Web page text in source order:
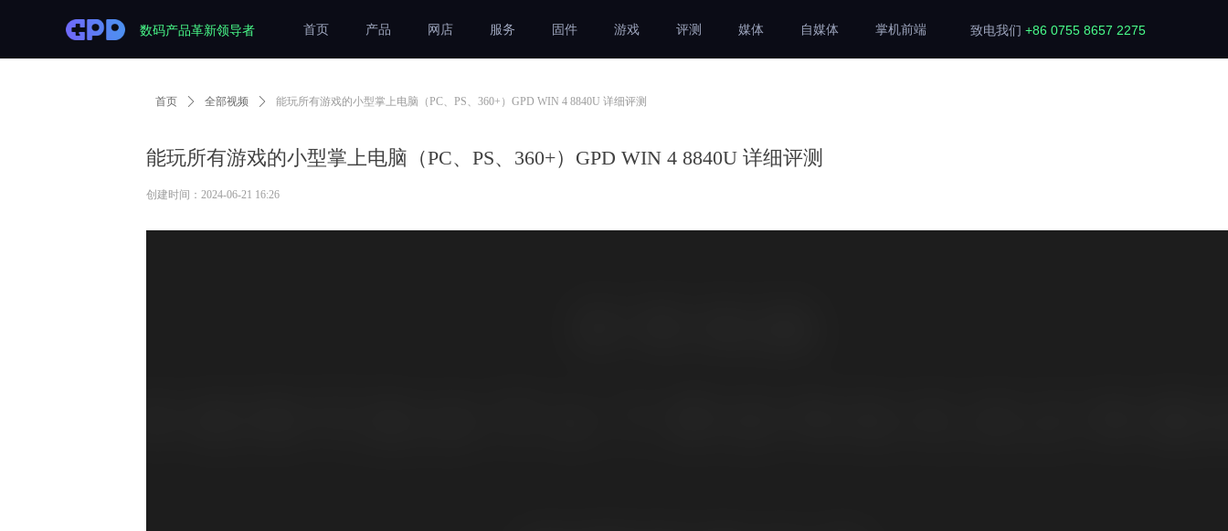
首页 产品 网店 服务 固件 游戏 评测 媒体 自媒体 掌机前端
数码产品革新领导者 致电我们 +86 0755 8657 2275
能玩所有游戏的小型掌上电脑（PC、PS、360+）GPD WIN 4 8840U 详细评测
首页 ꄲ 全部视频 ꄲ 能玩所有游戏的小型掌上电脑（PC、PS、360+）GPD WIN 4 8840U 详细评测
创建时间： 2024-06-21 16:26